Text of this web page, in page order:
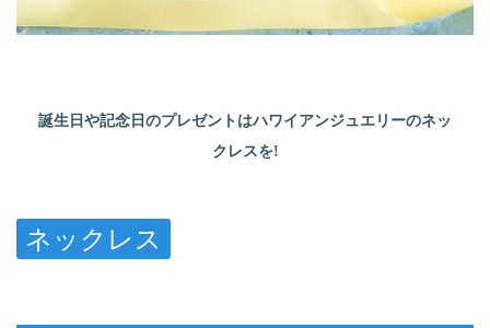
誕生日や記念日のプレゼントはハワイアンジュエリーのネッ
クレスを!
ネックレス